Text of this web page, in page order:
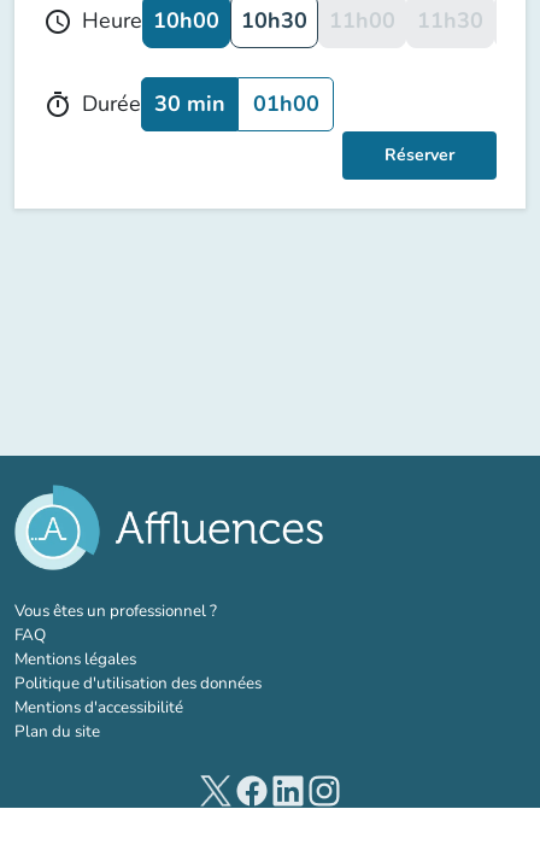
schedule Heure 10h00 10h30 11h00 11h30
timer Durée 30 min 01h00
Réserver
Vous êtes un professionnel ?(nouvel onglet)
FAQ
Mentions légales
Politique d'utilisation des données
Mentions d'accessibilité
Plan du site
(nouvel onglet)
(nouvel onglet)
(nouvel onglet)